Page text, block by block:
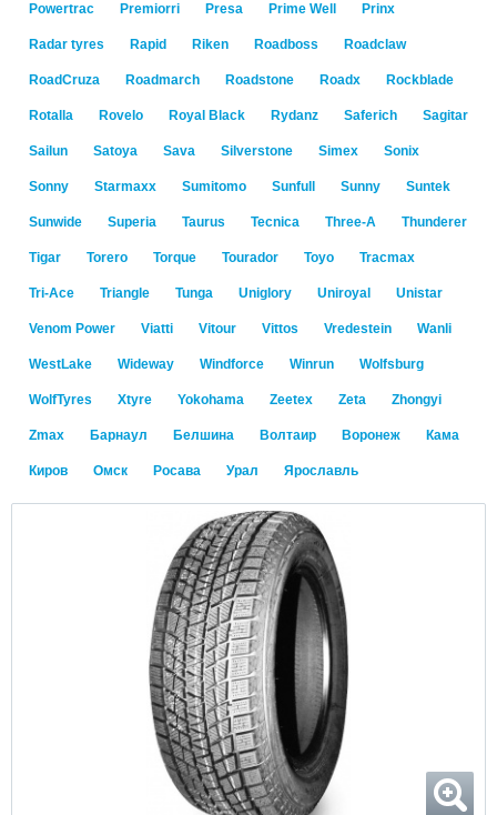
Powertrac Premiorri Presa Prime Well Prinx
Radar tyres Rapid Riken Roadboss Roadclaw
RoadCruza Roadmarch Roadstone Roadx Rockblade
Rotalla Rovelo Royal Black Rydanz Saferich Sagitar
Sailun Satoya Sava Silverstone Simex Sonix
Sonny Starmaxx Sumitomo Sunfull Sunny Suntek
Sunwide Superia Taurus Tecnica Three-A Thunderer
Tigar Torero Torque Tourador Toyo Tracmax
Tri-Ace Triangle Tunga Uniglory Uniroyal Unistar
Venom Power Viatti Vitour Vittos Vredestein Wanli
WestLake Wideway Windforce Winrun Wolfsburg
WolfTyres Xtyre Yokohama Zeetex Zeta Zhongyi
Zmax Барнаул Белшина Волтаир Воронеж Кама
Киров Омск Росава Урал Ярославль